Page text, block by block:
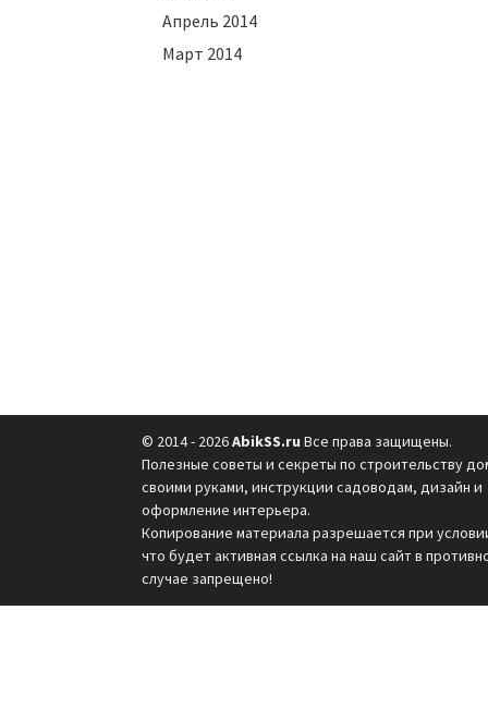
Апрель 2014
Март 2014
© 2014 - 2026AbikSS.ru Все права защищены.
Полезные советы и секреты по строительству
своими руками, инструкции садоводам, дизайн и
оформление интерьера.
Копирование материала разрешается при
что будет активная ссылка на наш сайт в
случае запрещено!